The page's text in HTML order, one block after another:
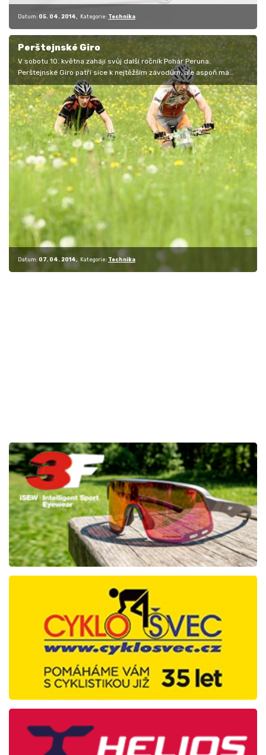
Datum: 05. 04. 2014 Kategorie: Technika
Perštejnské Giro
V sobotu 10. května zahájí svůj další ročník Pohár Peruna.
Perštejnské Giro patří sice k nejtěžším závodům, ale aspoň má
každý možnost hned…
Datum: 07. 04. 2014 Kategorie: Technika